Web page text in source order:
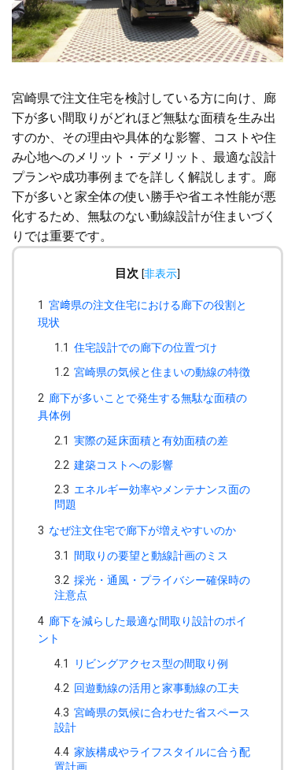
宮崎県で注文住宅を検討している方に向け、廊
下が多い間取りがどれほど無駄な面積を生み出
すのか、その理由や具体的な影響、コストや住
み心地へのメリット・デメリット、最適な設計
プランや成功事例までを詳しく解説します。廊
下が多いと家全体の使い勝手や省エネ性能が悪
化するため、無駄のない動線設計が住まいづく
りでは重要です。
目次 [非表示]
1 宮﨑県の注文住宅における廊下の役割と
現状
1.1 住宅設計での廊下の位置づけ
1.2 宮崎県の気候と住まいの動線の特徴
2 廊下が多いことで発生する無駄な面積の
具体例
2.1 実際の延床面積と有効面積の差
2.2 建築コストへの影響
2.3 エネルギー効率やメンテナンス面の
問題
3 なぜ注文住宅で廊下が増えやすいのか
3.1
間取りの要望と動線計画のミス
3.2 採光・通風・プライバシー確保時の
注意点
4 廊下を減らした最適な間取り設計のポイ
ント
4.1
リビングアクセス型の間取り例
4.2 回遊動線の活用と家事動線の工夫
4.3 宮崎県の気候に合わせた省スペース
設計
4.4 家族構成やライフスタイルに合う配
置計画